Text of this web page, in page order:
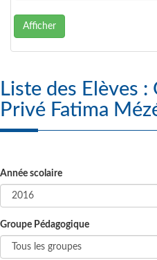
Afficher
Liste des Elèves : Groupe Scolaire
Privé Fatima
Année scolaire
Groupe Pédagogique